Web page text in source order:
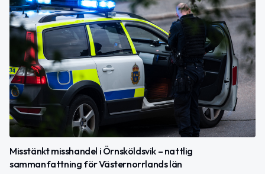
Misstänkt misshandel i Örnsköldsvik – nattlig
sammanfattning för Västernorrlands län